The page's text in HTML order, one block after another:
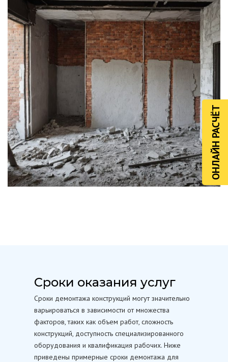
ОНЛАЙН РАСЧЁТ
Сроки оказания услуг
Сроки демонтажа конструкций могут значительно
варьироваться в зависимости от множества
факторов, таких как объем работ, сложность
конструкций, доступность специализированного
оборудования и квалификация рабочих. Ниже
приведены примерные сроки демонтажа для